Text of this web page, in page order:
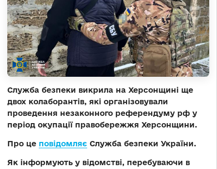
Служба безпеки викрила на Херсонщині ще
двох колаборантів, які організовували
проведення незаконного референдуму рф у
період окупації правобережжя Херсонщини.
Про це повідомляє Служба безпеки України.
Як інформують у відомстві, перебуваючи в